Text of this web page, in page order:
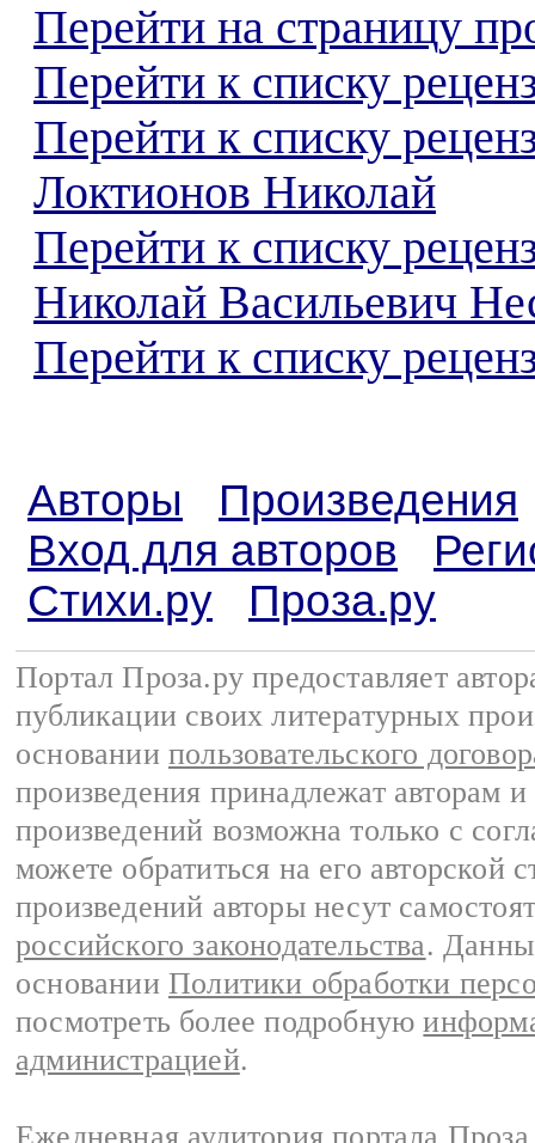
Перейти на страницу
Перейти к списку
Перейти к списку
Локтионов Николай
Перейти к списку
Николай Васильевич
Перейти к списку
Авторы
Произведения
Вход для авторов
Стихи.ру
Проза.ру
Портал Проза.ру предоставляет
публикации своих литературных
основании пользовательского
произведения принадлежат авторам
произведений возможна только с
можете обратиться на его авторской
произведений авторы несут
российского законодательства.
основании Политики обработки
посмотреть более подробную
администрацией.
Ежедневная аудитория портала